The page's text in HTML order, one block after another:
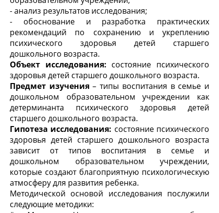
- анализ результатов исследования;
- обоснование и разработка практических
рекомендаций по сохранению и укреплению
психического здоровья детей старшего
дошкольного возраста.
Объект исследования: состояние психического
здоровья детей старшего дошкольного возраста.
Предмет изучения– типы воспитания в семье и
дошкольном образовательном учреждении как
детерминанта психического здоровья детей
старшего дошкольного возраста.
Гипотеза исследования: состояние психического
здоровья детей старшего дошкольного возраста
зависит от типов воспитания в семье и
дошкольном образовательном учреждении,
которые создают благоприятную психологическую
атмосферу для развития ребенка.
Методической основой исследования послужили
следующие методики: